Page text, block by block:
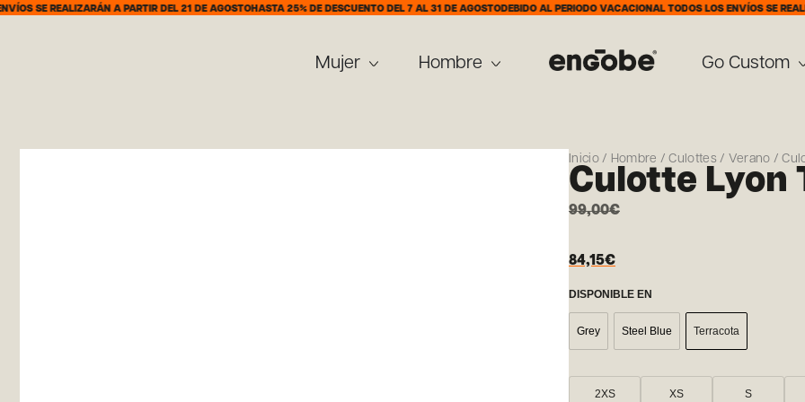
A PARTIR DEL 21 DE AGOSTOHASTA 25% DE DESCUENTO DEL 7 AL 31 DE AGOSTODEBIDO AL PERIODO VACACIONAL TODOS LOS ENVÍOS SE REALIZARÁN
Mujer Hombre Go Custom
Inicio/ Hombre /Culottes / Verano /
Culotte Lyon
99,00€
84,15€
DISPONIBLE EN
Grey Steel Blue Terracota
2XS XS S